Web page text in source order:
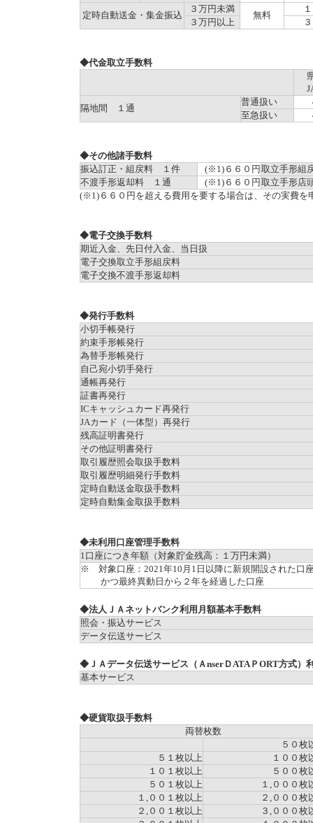
定時自動送金・集金振込
３万円未満
無料
３万円以上
◆代金取立手数料
隔地間 １通
普通扱い
至急扱い
◆その他諸手数料
振込訂正・組戻料 １件
(※1)６６０円 取立手形組
不渡手形返却料 １通
(※1)６６０円 取立手形店
(※1)６６０円を超える費用を要する場合は、その実費を
◆電子交換手数料
期近入金、先日付入金、当日扱
電子交換取立手形組戻料
電子交換不渡手形返却料
◆発行手数料
小切手帳発行
約束手形帳発行
為替手形帳発行
自己宛小切手発行
通帳再発行
証書再発行
ICキャッシュカード再発行
JAカード（一体型）再発行
残高証明書発行
その他証明書発行
取引履歴照会取扱手数料
取引履歴明細発行手数料
定時自動送金取扱手数料
定時自動集金取扱手数料
◆未利用口座管理手数料
1口座につき年額（対象貯金残高：１万円未満）
※ 対象口座：2021年10月1日以降に新規開設された口
かつ最終異動日から２年を経過した口座
◆法人ＪＡネットバンク利用月額基本手数料
照会・振込サービス
データ伝送サービス
◆ＪＡデータ伝送サービス（ＡnserＤATAＰORT方式）
基本サービス
◆硬貨取扱手数料
両替枚数
５０枚
５１枚以上
１００枚
１０１枚以上
５００枚
５０１枚以上
１,０００枚
１,００１枚以上
２,０００枚
２,００１枚以上
３,０００枚